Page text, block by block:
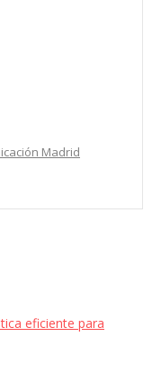
Madrid
eficiente para